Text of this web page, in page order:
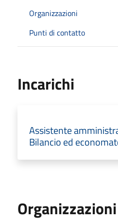
Organizzazioni
Punti di contatto
Incarichi
Assistente
Bilancio ed
Organizzazioni